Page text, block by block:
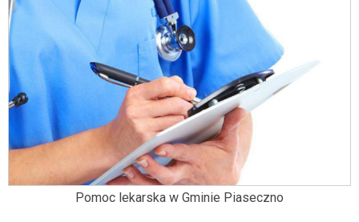
do
treści,
które
znajduje
się
bezpośrednio
pod
wiadomością.
Strona
Pomoc lekarska w Gminie Piaseczno